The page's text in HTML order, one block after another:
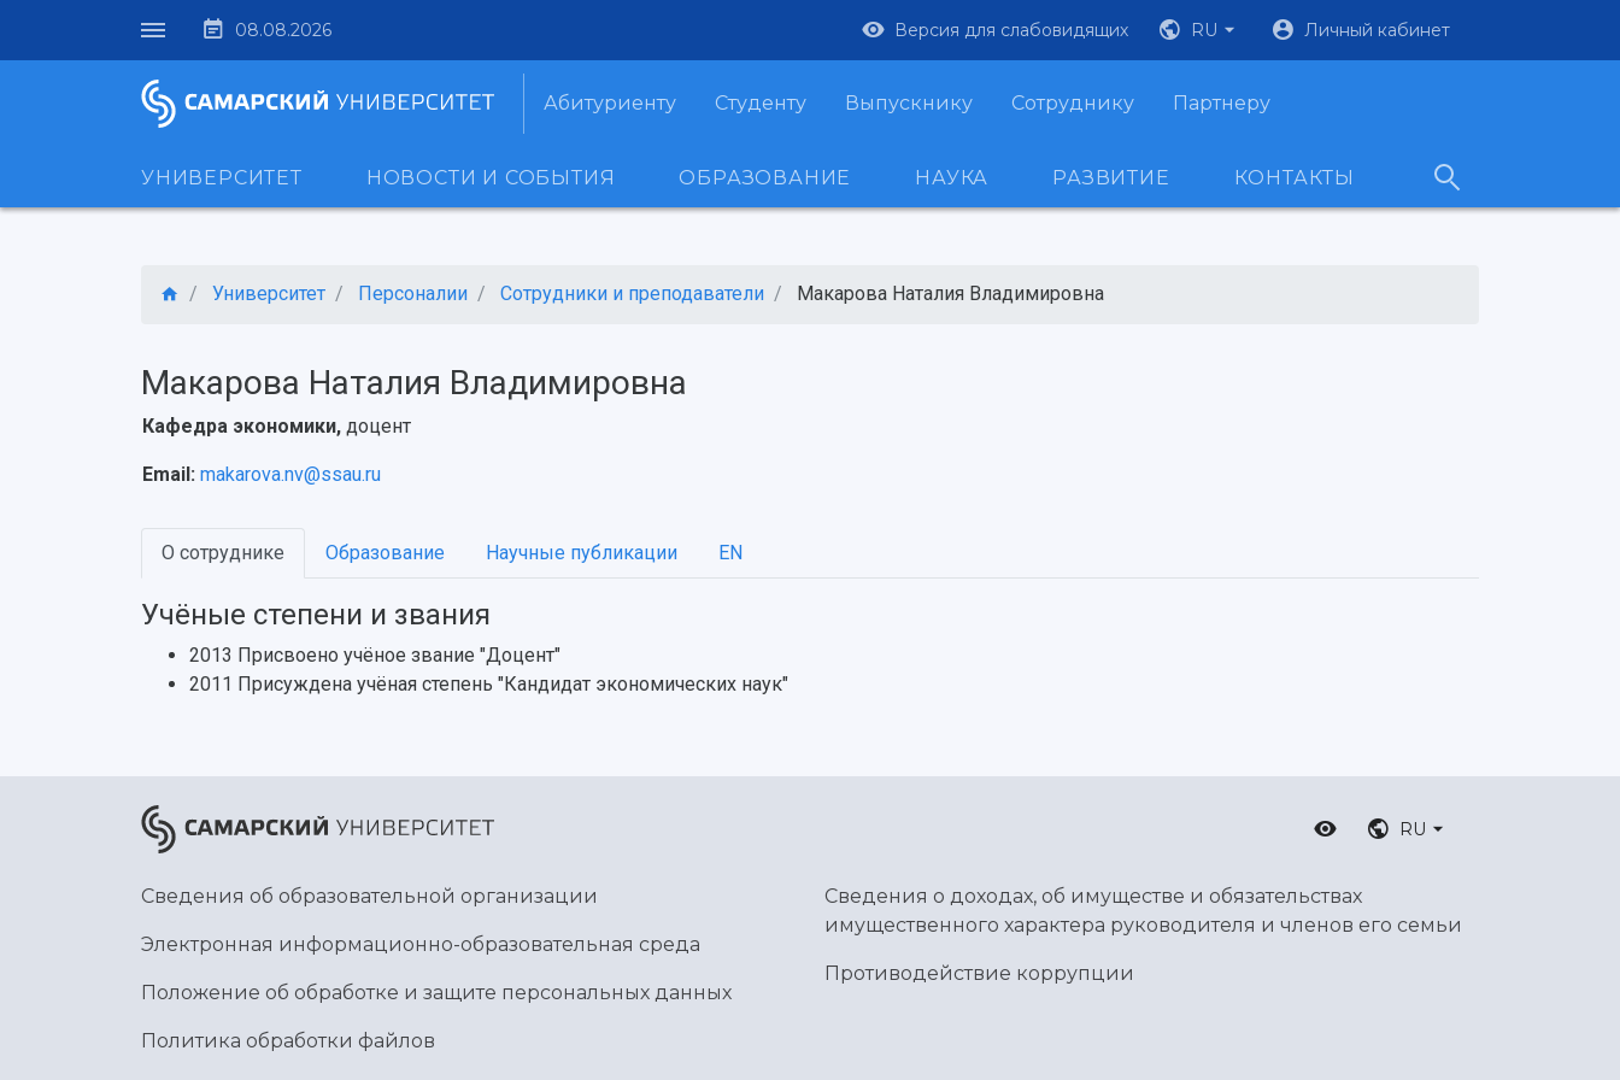
08.08.2026 Версия для слабовидящих RU Личный кабинет
Абитуриенту Студенту Выпускнику Сотруднику Партнеру
УНИВЕРСИТЕТ НОВОСТИ И СОБЫТИЯ ОБРАЗОВАНИЕ НАУКА РАЗВИТИЕ КОНТАКТЫ
Университет Персоналии Сотрудники и преподаватели Макарова Наталия Владимировна
Макарова Наталия Владимировна
Кафедра экономики, доцент
Email: makarova.nv@ssau.ru
О сотруднике Образование Научные публикации EN
Учёные степени и звания
2013 Присвоено учёное звание "Доцент"
2011 Присуждена учёная степень "Кандидат экономических наук"
RU
Сведения об образовательной организации
Электронная информационно-образовательная среда
Положение об обработке и защите персональных данных
Политика обработки файлов
Сведения о доходах, об имуществе и обязательствах
имущественного характера руководителя и членов его семьи
Противодействие коррупции